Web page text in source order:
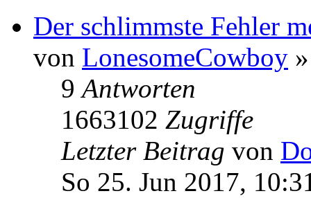
Der schlimmste Fehler
von LonesomeCowboy
9Antworten
1663102 Zugriffe
Letzter Beitrag von
So 25. Jun 2017,